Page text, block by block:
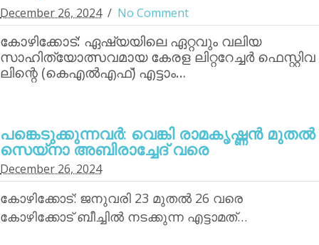
December 26, 2024 No Comment
കോഴിക്കോട്: ഏഷ്യയിലെ ഏറ്റവും വലിയ
സാഹിത്യോത്സവമായ കേരള ലിറ്ററേച്ചര്‍ ഫെസ്റ്റിവ
ലിന്റെ (കെഎല്‍എഫ്) എട്ടാം…
പങ്കെടുക്കുന്നവര്‍: വെങ്കി രാമകൃഷ്ണന്‍ മുതല്‍
സെയ്‌നാ അബിരാച്ചേദ് വരെ
December 26, 2024
കോഴിക്കോട്: ജനുവരി 23 മുതല്‍ 26 വരെ
കോഴിക്കോട് ബീച്ചില്‍ നടക്കുന്ന എട്ടാമത്…